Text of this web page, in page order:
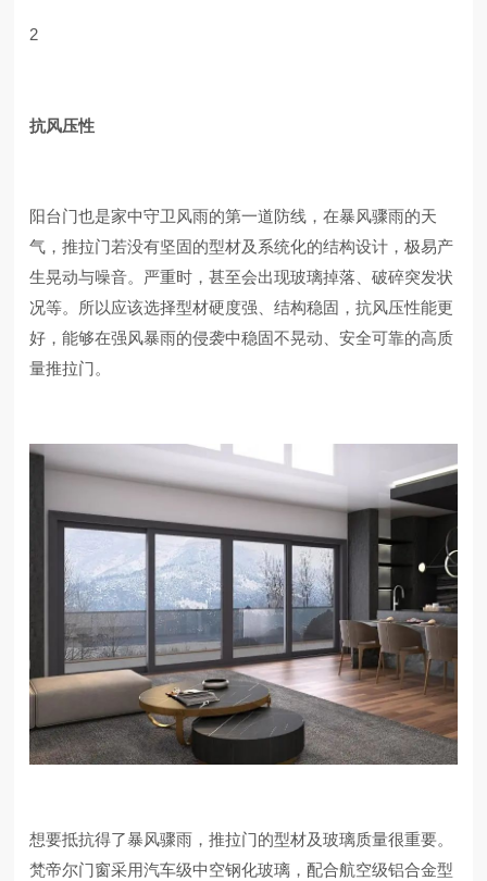
2
抗风压性
阳台门也是家中守卫风雨的第一道防线，在暴风骤雨的天
气，推拉门若没有坚固的型材及系统化的结构设计，极易产
生晃动与噪音。严重时，甚至会出现玻璃掉落、破碎突发状
况等。所以应该选择型材硬度强、结构稳固，抗风压性能更
好，能够在强风暴雨的侵袭中稳固不晃动、安全可靠的高质
量推拉门。
想要抵抗得了暴风骤雨，推拉门的型材及玻璃质量很重要。
梵帝尔门窗采用汽车级中空钢化玻璃，配合航空级铝合金型